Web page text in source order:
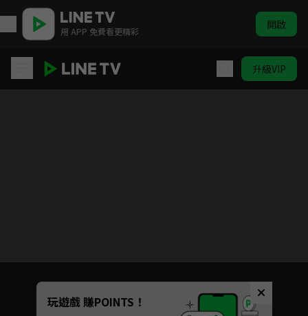
用 APP 免費看更精彩 開啟
升級VIP
Unmute
如有不便請見諒
玩遊戲 賺POINTS！